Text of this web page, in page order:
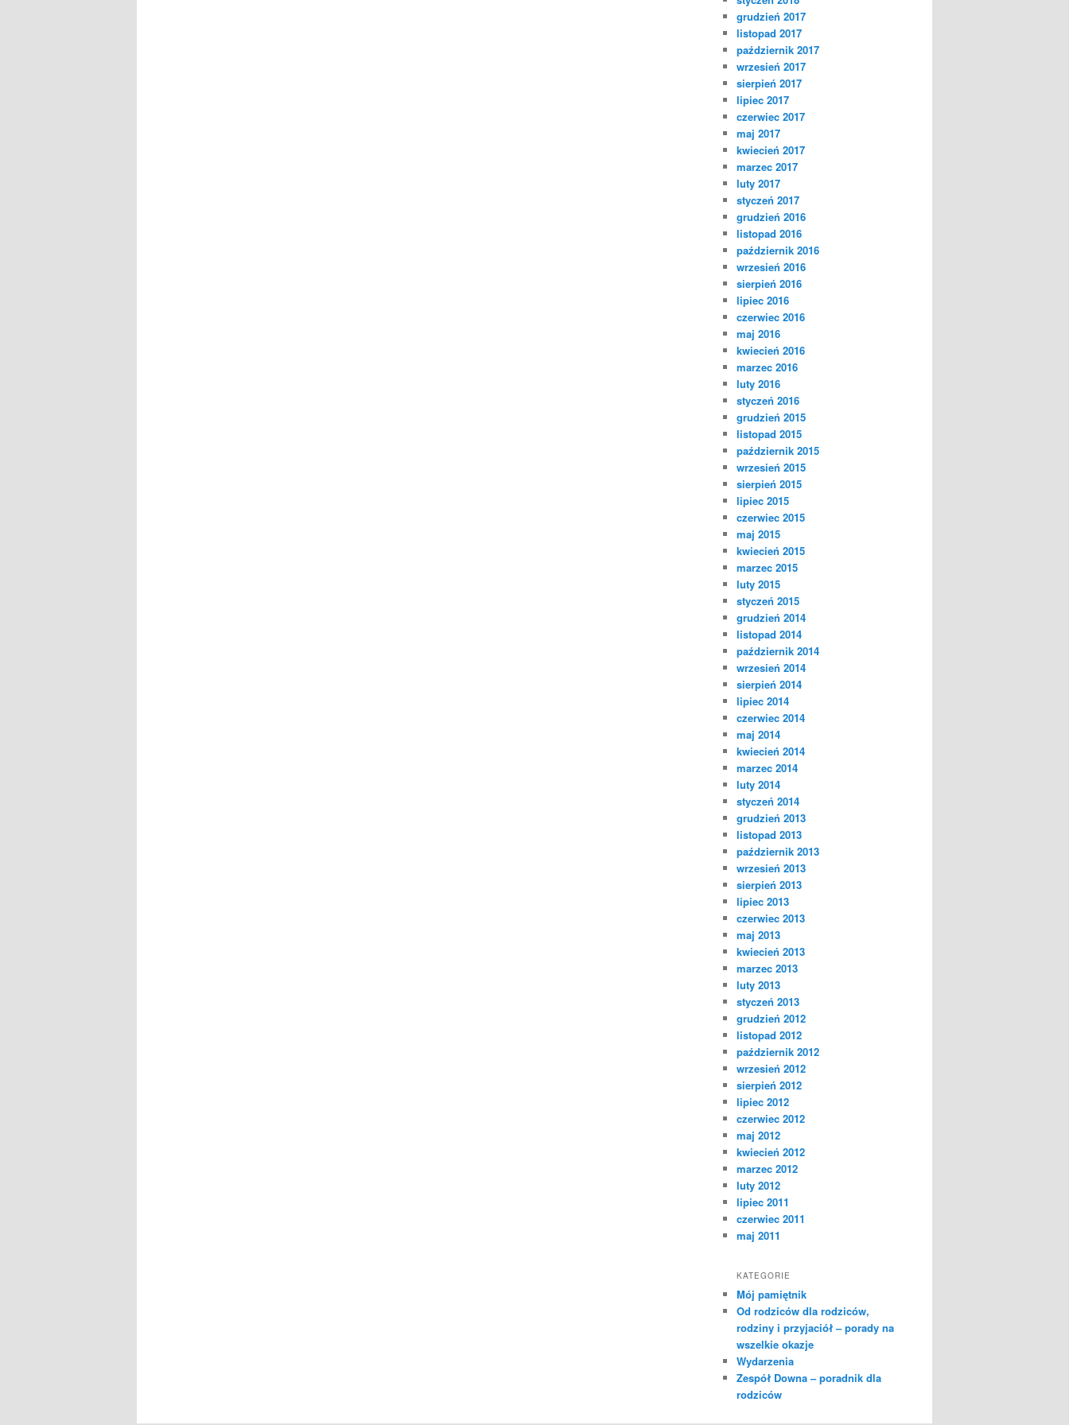
grudzień 2017
listopad 2017
październik 2017
wrzesień 2017
sierpień 2017
lipiec 2017
czerwiec 2017
maj 2017
kwiecień 2017
marzec 2017
luty 2017
styczeń 2017
grudzień 2016
listopad 2016
październik 2016
wrzesień 2016
sierpień 2016
lipiec 2016
czerwiec 2016
maj 2016
kwiecień 2016
marzec 2016
luty 2016
styczeń 2016
grudzień 2015
listopad 2015
październik 2015
wrzesień 2015
sierpień 2015
lipiec 2015
czerwiec 2015
maj 2015
kwiecień 2015
marzec 2015
luty 2015
styczeń 2015
grudzień 2014
listopad 2014
październik 2014
wrzesień 2014
sierpień 2014
lipiec 2014
czerwiec 2014
maj 2014
kwiecień 2014
marzec 2014
luty 2014
styczeń 2014
grudzień 2013
listopad 2013
październik 2013
wrzesień 2013
sierpień 2013
lipiec 2013
czerwiec 2013
maj 2013
kwiecień 2013
marzec 2013
luty 2013
styczeń 2013
grudzień 2012
listopad 2012
październik 2012
wrzesień 2012
sierpień 2012
lipiec 2012
czerwiec 2012
maj 2012
kwiecień 2012
marzec 2012
luty 2012
lipiec 2011
czerwiec 2011
maj 2011
KATEGORIE
Mój pamiętnik
Od rodziców dla rodziców,
rodziny i przyjaciół – porady na
wszelkie okazje
Wydarzenia
Zespół Downa – poradnik dla
rodziców